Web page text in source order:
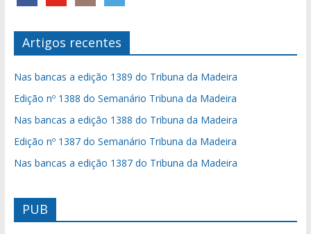
Artigos recentes
Nas bancas a edição 1389 do Tribuna da Madeira
Edição nº 1388 do Semanário Tribuna da Madeira
Nas bancas a edição 1388 do Tribuna da Madeira
Edição nº 1387 do Semanário Tribuna da Madeira
Nas bancas a edição 1387 do Tribuna da Madeira
PUB